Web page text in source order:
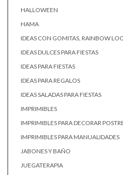
HALLOWEEN
HAMA
IDEAS CON GOMITAS, RAINBOW
IDEAS DULCES PARA FIESTAS
IDEAS PARA FIESTAS
IDEAS PARA REGALOS
IDEAS SALADAS PARA FIESTAS
IMPRIMIBLES
IMPRIMIBLES PARA DECORAR
IMPRIMIBLES PARA MANUALIDADES
JABONES Y BAÑO
JUEGATERAPIA